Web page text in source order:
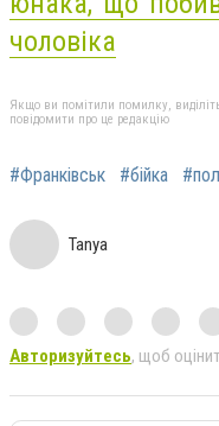
чоловіка
Якщо ви помітили помилку,
повідомити про це редакцію
#Франківськ #бійка
Tanya
Авторизуйтесь, щоб